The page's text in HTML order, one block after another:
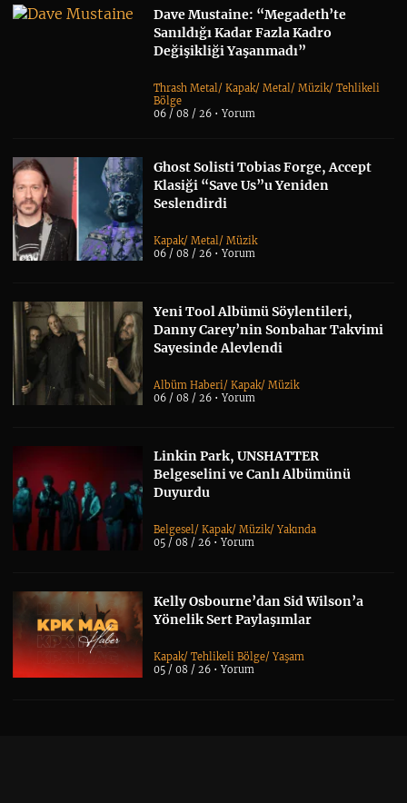
Dave Mustaine: “Megadeth’te
Sanıldığı Kadar Fazla Kadro
Değişikliği Yaşanmadı”
Thrash Metal /Kapak/Metal /Müzik/Tehlikeli
Bölge
06 / 08 / 26 •Yorum
Ghost Solisti Tobias Forge, Accept
Klasiği “Save Us”u Yeniden
Seslendirdi
Kapak/Metal /Müzik
06 / 08 / 26 •Yorum
Yeni Tool Albümü Söylentileri,
Danny Carey’nin Sonbahar Takvimi
Sayesinde Alevlendi
Albüm Haberi/Kapak/Müzik
06 / 08 / 26 •Yorum
Linkin Park, UNSHATTER
Belgeselini ve Canlı Albümünü
Duyurdu
Belgesel/Kapak/Müzik/Yakında
05 / 08 / 26 •Yorum
Kelly Osbourne’dan Sid Wilson’a
Yönelik Sert Paylaşımlar
Kapak/Tehlikeli Bölge/Yaşam
05 / 08 / 26 •Yorum